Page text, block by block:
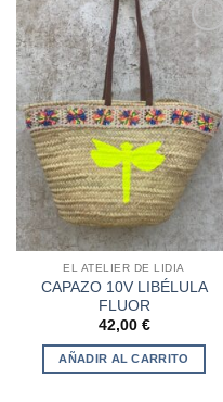
Añadir
a la
lista de
deseos
EL ATELIER DE LIDIA
CAPAZO 10V LIBÉLULA
FLUOR
42,00 €
AÑADIR AL CARRITO